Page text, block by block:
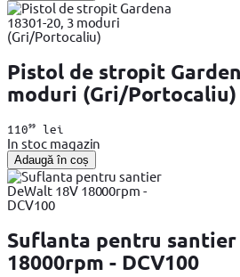
Pistol de stropit
moduri (Gri/Portocaliu)
11099lei
In stoc magazin
Adaugă în coș
Suflanta pentru santier
18000rpm - DCV100